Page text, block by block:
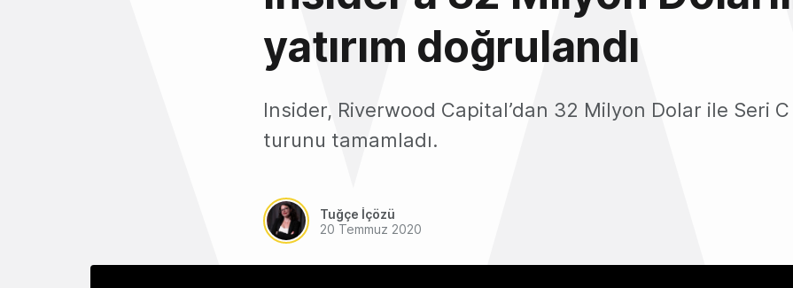
yatırım doğrulandı
Insider, Riverwood Capital’dan 32 Milyon Dolar ile Seri C
turunu tamamladı.
Tuğçe İçözü
20 Temmuz 2020